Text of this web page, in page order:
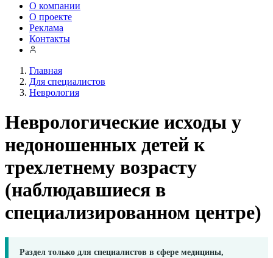
О компании
О проекте
Реклама
Контакты
Главная
Для специалистов
Неврология
Неврологические исходы у
недоношенных детей к
трехлетнему возрасту
(наблюдавшиеся в
специализированном центре)
Раздел только для специалистов в сфере медицины,